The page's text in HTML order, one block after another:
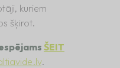
kuriem
šķirot.
ŠEIT
.